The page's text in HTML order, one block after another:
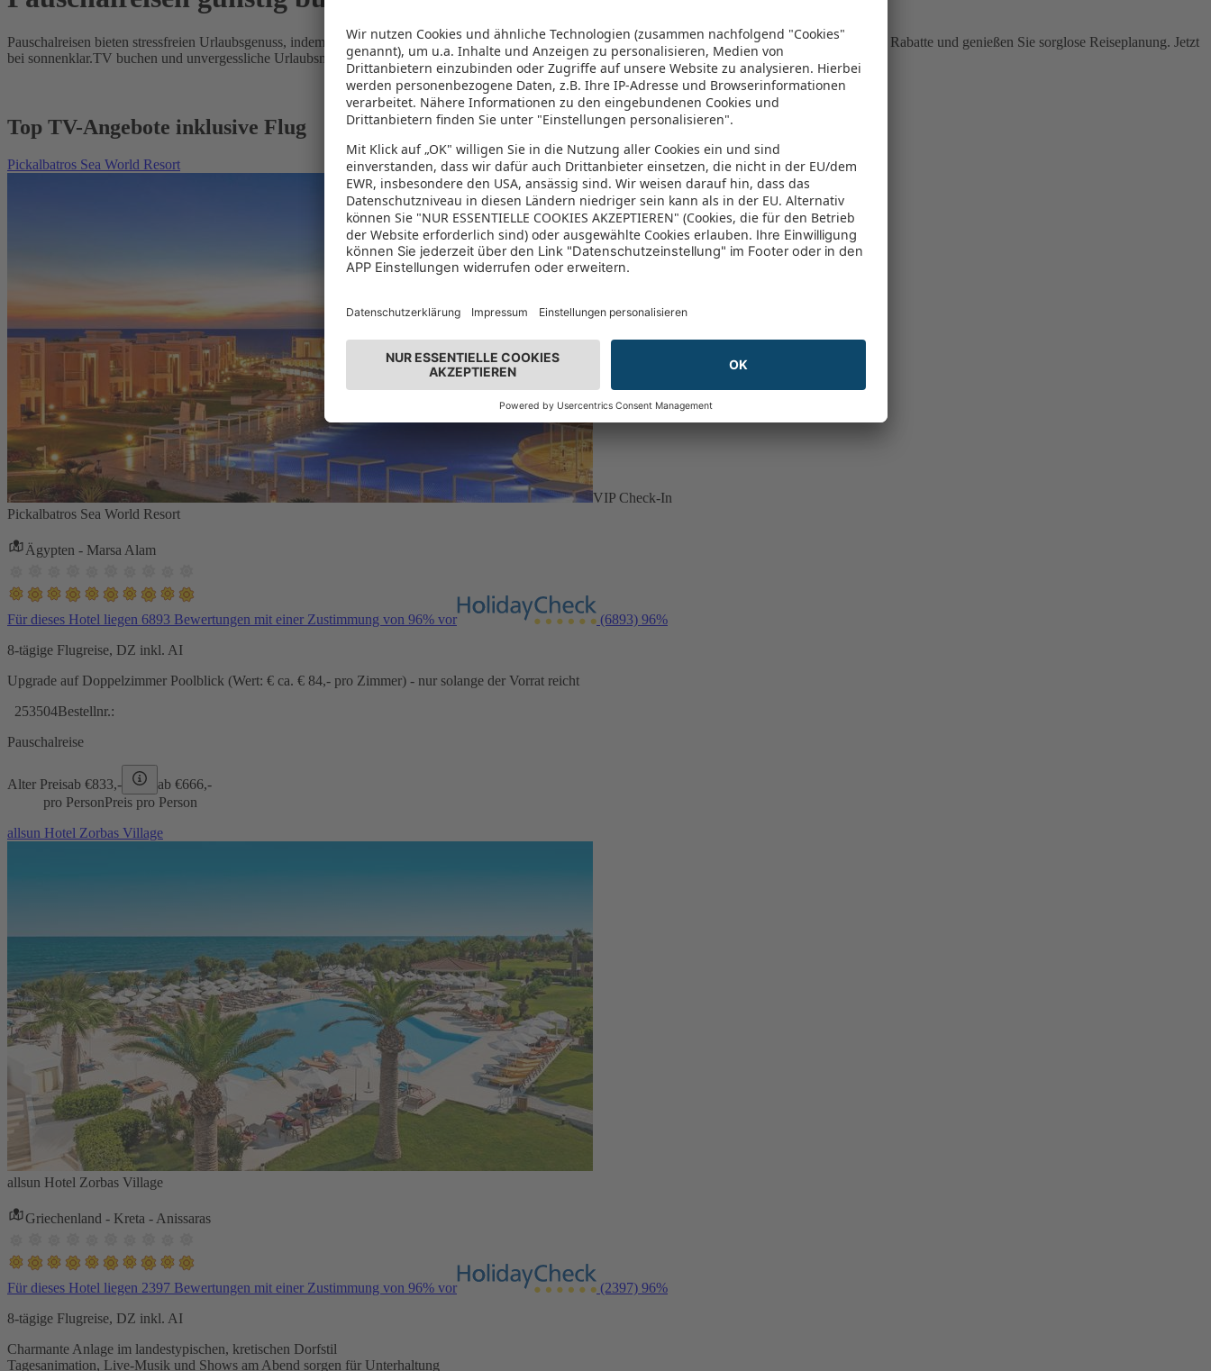
Pauschalreisen bieten stressfreien Urlaubsgenuss, indem Flug und Hotel in einem Paket kombiniert werden – das spart Zeit und Geld. Nutzen Sie attraktive Rabatte und genießen Sie sorglose Reiseplanung. Jetzt
bei sonnenklar.TV buchen und unvergessliche Urlaubsmomente erleben!
Top TV-Angebote inklusive Flug
Pickalbatros Sea World Resort
VIP Check-In
Pickalbatros Sea World Resort
Ägypten - Marsa Alam
Für dieses Hotel liegen 6893 Bewertungen mit einer Zustimmung von 96% vor (6893) 96%
8-tägige Flugreise, DZ inkl. AI
Upgrade auf Doppelzimmer Poolblick (Wert: € ca. € 84,- pro Zimmer) - nur solange der Vorrat reicht
253504Bestellnr.:
Pauschalreise
Alter Preisab €833,- ab €666,-
pro PersonPreis pro Person
allsun Hotel Zorbas Village
allsun Hotel Zorbas Village
Griechenland - Kreta - Anissaras
Für dieses Hotel liegen 2397 Bewertungen mit einer Zustimmung von 96% vor (2397) 96%
8-tägige Flugreise, DZ inkl. AI
Charmante Anlage im landestypischen, kretischen Dorfstil
Tagesanimation, Live-Musik und Shows am Abend sorgen für Unterhaltung